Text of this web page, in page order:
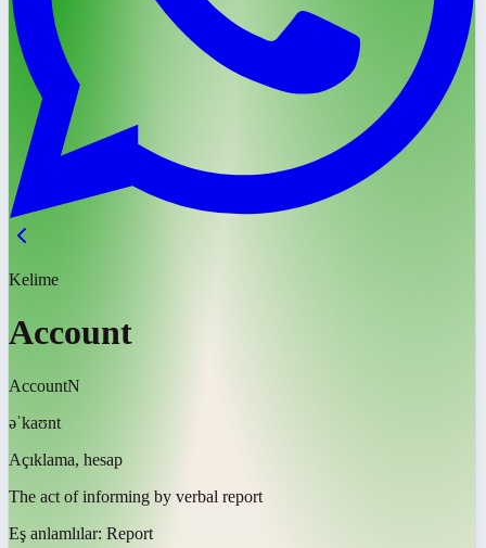
Kelime
Account
AccountN
əˈkaʊnt
Açıklama, hesap
The act of informing by verbal report
Eş anlamlılar: Report